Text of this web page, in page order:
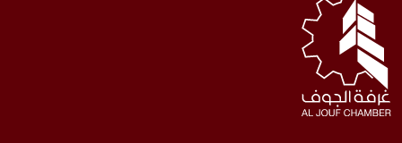
فعاليات الغرفة
فعاليات الجوف